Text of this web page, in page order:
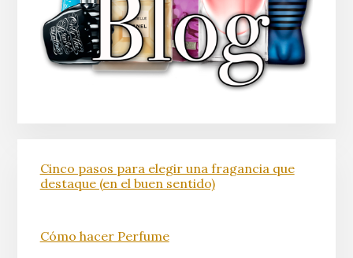
Cinco pasos para elegir una fragancia que
destaque (en el buen sentido)
Cómo hacer Perfume